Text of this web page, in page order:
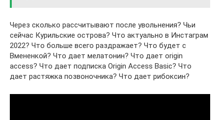
Через сколько рассчитывают после увольнения? Чьи
сейчас Курильские острова? Что актуально в Инстаграм
2022? Что больше всего раздражает? Что будет с
Вмененкой? Что дает мелатонин? Что дает origin
access? Что дает подписка Origin Access Basic? Что
дает растяжка позвоночника? Что дает рибоксин?